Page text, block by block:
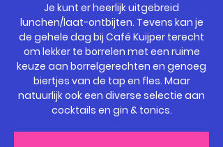
Je kunt er heerlijk uitgebreid
lunchen/laat-ontbijten. Tevens kan je
de gehele dag bij Café Kuijper terecht
om lekker te borrelen met een ruime
keuze aan borrelgerechten en genoeg
biertjes van de tap en fles. Maar
natuurlijk ook een diverse selectie aan
cocktails en gin & tonics.